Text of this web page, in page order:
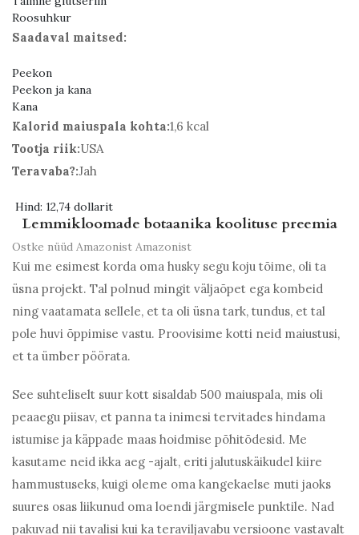
Roosuhkur
Saadaval maitsed:
Peekon
Peekon ja kana
Kana
Kalorid maiuspala kohta:1,6 kcal
Tootja riik:USA
Teravaba?:Jah
Hind: 12,74 dollarit
Lemmikloomade botaanika koolituse preemia
Ostke nüüd Amazonist Amazonist
Kui me esimest korda oma husky segu koju tõime, oli ta
üsna projekt. Tal polnud mingit väljaõpet ega kombeid
ning vaatamata sellele, et ta oli üsna tark, tundus, et tal
pole huvi õppimise vastu. Proovisime kotti neid maiustusi,
et ta ümber pöörata.
See suhteliselt suur kott sisaldab 500 maiuspala, mis oli
peaaegu piisav, et panna ta inimesi tervitades hindama
istumise ja käppade maas hoidmise põhitõdesid. Me
kasutame neid ikka aeg -ajalt, eriti jalutuskäikudel kiire
hammustuseks, kuigi oleme oma kangekaelse muti jaoks
suures osas liikunud oma loendi järgmisele punktile. Nad
pakuvad nii tavalisi kui ka teraviljavabu versioone vastavalt